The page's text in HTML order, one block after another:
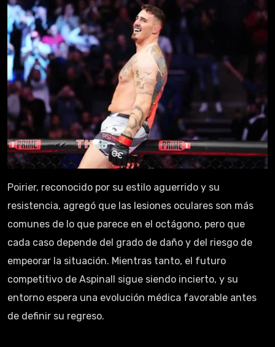
Poirier, reconocido por su estilo aguerrido y su
resistencia, agregó que las lesiones oculares son más
comunes de lo que parece en el octágono, pero que
cada caso depende del grado de daño y del riesgo de
empeorar la situación. Mientras tanto, el futuro
competitivo de Aspinall sigue siendo incierto, y su
entorno espera una evolución médica favorable antes
de definir su regreso.